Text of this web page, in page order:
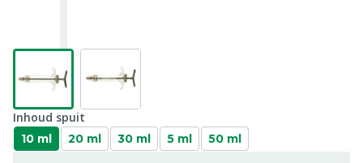
Inhoud spuit
10 ml 20 ml 30 ml 5 ml 50 ml